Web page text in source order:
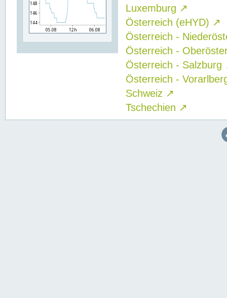
Luxemburg ↗
Österreich (eHYD) ↗
Österreich -
Österreich -
Österreich - Salzburg
Österreich -
Schweiz ↗
Tschechien ↗